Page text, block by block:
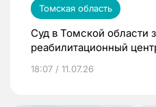
Томская область
Суд в Томской области
реабилитационный
18:07 / 11.07.26